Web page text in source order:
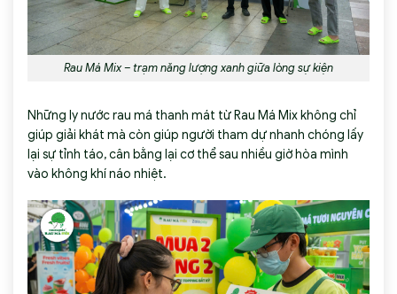
Rau Má Mix – trạm năng lượng xanh giữa lòng sự kiện
Những lynước rau má thanh mát từ Rau Má Mix không chỉ
giúp giải khát mà còn giúp người tham dự nhanh chóng lấy
lại sự tỉnh táo, cân bằng lại cơ thể sau nhiều giờ hòa mình
vào không khí náo nhiệt.